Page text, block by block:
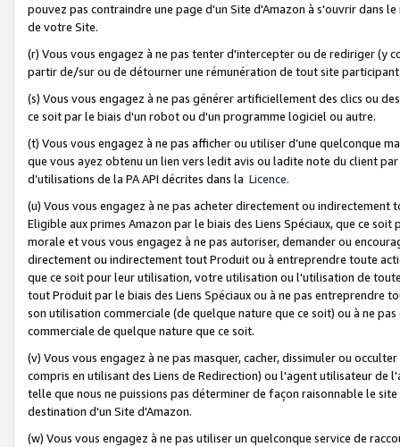
pouvez pas contraindre une page d'un Site d'Amazon à s'ouvrir dans
de votre Site.
(r) Vous vous engagez à ne pas tenter d'intercepter ou de rediriger
partir de/sur ou de détourner une rémunération de tout site
(s) Vous vous engagez à ne pas générer artificiellement des clics ou
ce soit par le biais d'un robot ou d'un programme logiciel ou autre.
(t) Vous vous engagez à ne pas afficher ou utiliser d’une quelconque
que vous ayez obtenu un lien vers ledit avis ou ladite note du client
d’utilisations de la PA API décrites dans la Licence.
(u) Vous vous engagez à ne pas acheter directement ou
Eligible aux primes Amazon par le biais des Liens Spéciaux, que ce
morale et vous vous engagez à ne pas autoriser, demander ou
directement ou indirectement tout Produit ou à entreprendre toute
que ce soit pour leur utilisation, votre utilisation ou l'utilisation de
tout Produit par le biais des Liens Spéciaux ou à ne pas entreprendre
son utilisation commerciale (de quelque nature que ce soit) ou à ne
commerciale de quelque nature que ce soit.
(v) Vous vous engagez à ne pas masquer, cacher, dissimuler ou
compris en utilisant des Liens de Redirection) ou l'agent utilisateur
telle que nous ne puissions pas déterminer de façon raisonnable le
destination d'un Site d'Amazon.
(w) Vous vous engagez à ne pas utiliser un quelconque service de